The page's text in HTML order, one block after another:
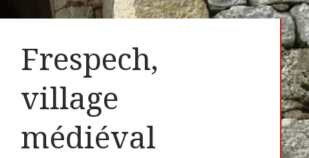
Frespech,
village
médiéval